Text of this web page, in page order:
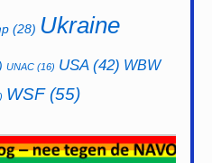
(28) Ukraine
UNAC (16) USA(42) WBW
WSF(55)